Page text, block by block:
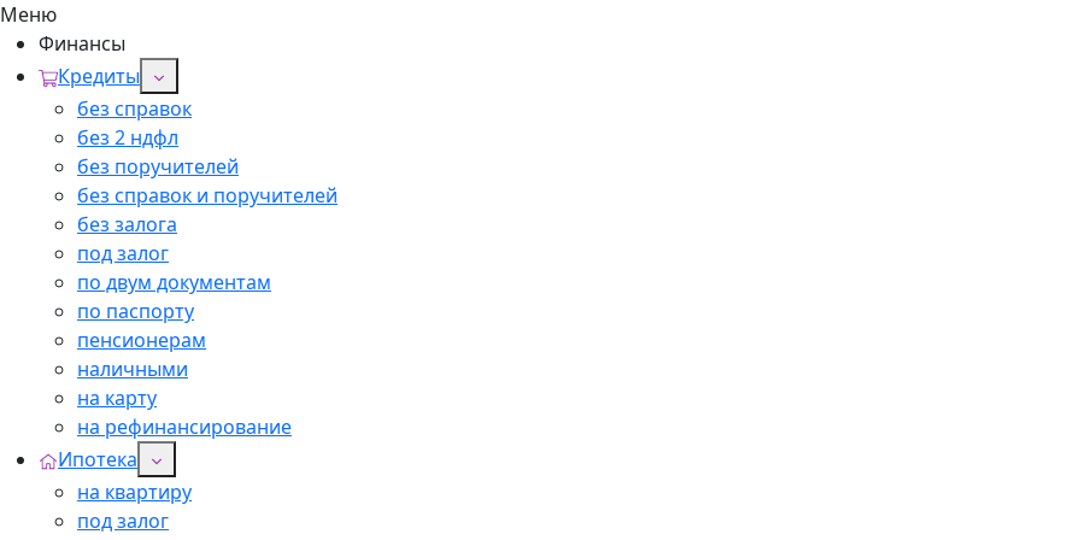
Меню
Финансы
Кредиты
без справок
без 2 ндфл
без поручителей
без справок и поручителей
без залога
под залог
по двум документам
по паспорту
пенсионерам
наличными
на карту
на рефинансирование
Ипотека
на квартиру
под залог